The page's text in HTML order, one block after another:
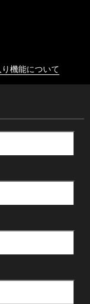
機能について